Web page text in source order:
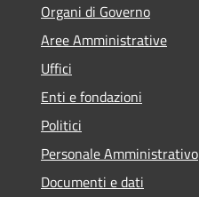
Organi di Governo
Aree Amministrative
Uffici
Enti e fondazioni
Politici
Personale Amministrativo
Documenti e dati